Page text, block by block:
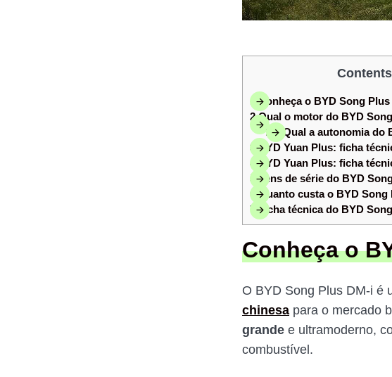
Contents
1 Conheça o BYD Song Plus
2Qual o motor do BYD
2.1 Qual a autonomia do
3 BYD Yuan Plus: ficha
4 BYD Yuan Plus: ficha
5 Itens de série do BYD
6 Quanto custa o BYD Song
7 Ficha técnica do BYD
Conheça o
O BYD Song Plus DM-i é
chinesa para o mercado
grande e ultramoderno,
combustível.